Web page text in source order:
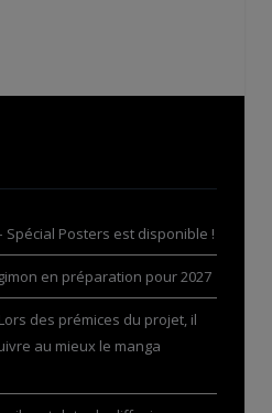
Spécial Posters est disponible !
en préparation pour 2027
des prémices du projet, il
au mieux le manga